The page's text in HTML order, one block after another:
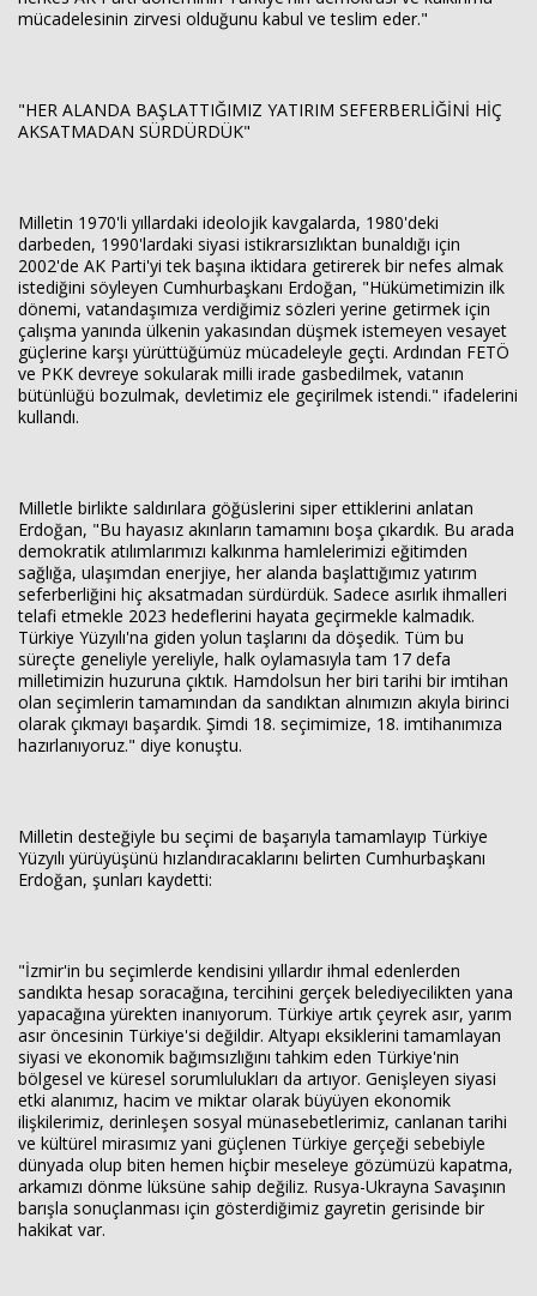
mücadelesinin zirvesi olduğunu kabul ve teslim eder."
"HER ALANDA BAŞLATTIĞIMIZ YATIRIM SEFERBERLİĞİNİ HİÇ
AKSATMADAN SÜRDÜRDÜK"
Milletin 1970'li yıllardaki ideolojik kavgalarda, 1980'deki
darbeden, 1990'lardaki siyasi istikrarsızlıktan bunaldığı için
2002'de AK Parti'yi tek başına iktidara getirerek bir nefes almak
istediğini söyleyen Cumhurbaşkanı Erdoğan, "Hükümetimizin ilk
dönemi, vatandaşımıza verdiğimiz sözleri yerine getirmek için
çalışma yanında ülkenin yakasından düşmek istemeyen vesayet
güçlerine karşı yürüttüğümüz mücadeleyle geçti. Ardından FETÖ
ve PKK devreye sokularak milli irade gasbedilmek, vatanın
bütünlüğü bozulmak, devletimiz ele geçirilmek istendi." ifadelerini
kullandı.
Milletle birlikte saldırılara göğüslerini siper ettiklerini anlatan
Erdoğan, "Bu hayasız akınların tamamını boşa çıkardık. Bu arada
demokratik atılımlarımızı kalkınma hamlelerimizi eğitimden
sağlığa, ulaşımdan enerjiye, her alanda başlattığımız yatırım
seferberliğini hiç aksatmadan sürdürdük. Sadece asırlık ihmalleri
telafi etmekle 2023 hedeflerini hayata geçirmekle kalmadık.
Türkiye Yüzyılı'na giden yolun taşlarını da döşedik. Tüm bu
süreçte geneliyle yereliyle, halk oylamasıyla tam 17 defa
milletimizin huzuruna çıktık. Hamdolsun her biri tarihi bir imtihan
olan seçimlerin tamamından da sandıktan alnımızın akıyla birinci
olarak çıkmayı başardık. Şimdi 18. seçimimize, 18. imtihanımıza
hazırlanıyoruz." diye konuştu.
Milletin desteğiyle bu seçimi de başarıyla tamamlayıp Türkiye
Yüzyılı yürüyüşünü hızlandıracaklarını belirten Cumhurbaşkanı
Erdoğan, şunları kaydetti:
"İzmir'in bu seçimlerde kendisini yıllardır ihmal edenlerden
sandıkta hesap soracağına, tercihini gerçek belediyecilikten yana
yapacağına yürekten inanıyorum. Türkiye artık çeyrek asır, yarım
asır öncesinin Türkiye'si değildir. Altyapı eksiklerini tamamlayan
siyasi ve ekonomik bağımsızlığını tahkim eden Türkiye'nin
bölgesel ve küresel sorumlulukları da artıyor. Genişleyen siyasi
etki alanımız, hacim ve miktar olarak büyüyen ekonomik
ilişkilerimiz, derinleşen sosyal münasebetlerimiz, canlanan tarihi
ve kültürel mirasımız yani güçlenen Türkiye gerçeği sebebiyle
dünyada olup biten hemen hiçbir meseleye gözümüzü kapatma,
arkamızı dönme lüksüne sahip değiliz. Rusya-Ukrayna Savaşının
barışla sonuçlanması için gösterdiğimiz gayretin gerisinde bir
hakikat var.